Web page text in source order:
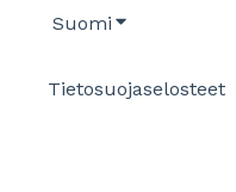
Suomi Näytä
Tietosuojaselosteet